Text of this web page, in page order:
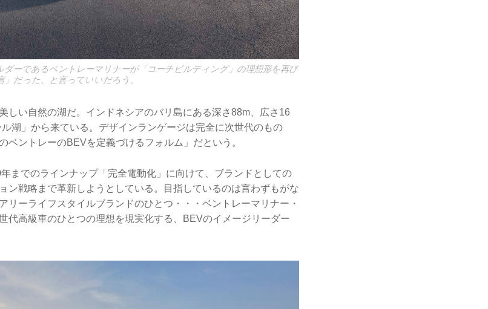
ダーであるベントレーマリナーが「コーチビルディング」の理想形を再び
だった、と言っていいだろう。
しい自然の湖だ。インドネシアのバリ島にある深さ88m、広さ16
湖」から来ている。デザインランゲージは完全に次世代のもの
ベントレーのBEVを定義づけるフォルム」だという。
までのラインナップ「完全電動化」に向けて、ブランドとしての
ン戦略まで革新しようとしている。目指しているのは言わずもがな
リーライフスタイルブランドのひとつ・・・ベントレーマリナー・
代高級車のひとつの理想を現実化する、BEVのイメージリーダー